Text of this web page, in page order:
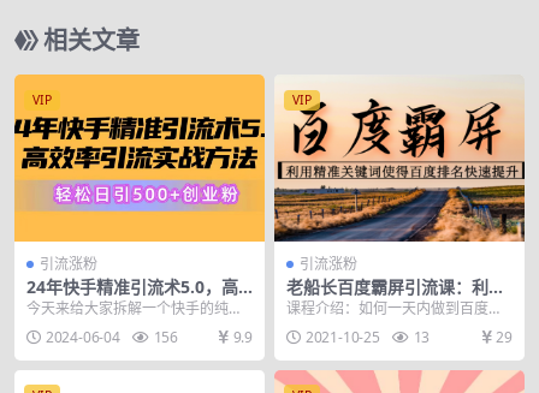
相关文章
VIP
引流涨粉
24年快手精准引流术5.0，高
效率引流实战方法，轻松日引
500+创业粉
今天来给大家拆解一个快手的纯搬
运的引流创业粉的方法，也是我们
自己在做的一个引流渠...
2024-06-04 156 9.9
VIP
引流涨粉
老船长百度霸屏引流课：利用
精准关键词使得百度排名快速
提升
课程介绍：如何一天内做到百度首
页，老船长第一次百度霸屏引流方
法内部名额招生，利用...
2021-10-25 13 29